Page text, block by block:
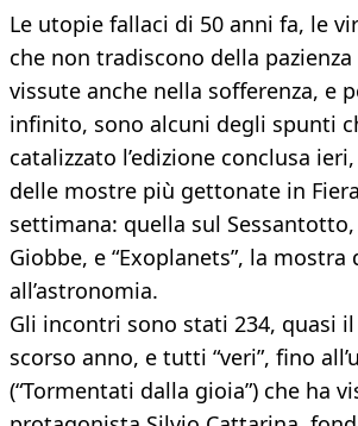
Le utopie fallaci di 50 anni fa, le
che non tradiscono della
vissute anche nella sofferenza, e
infinito, sono alcuni degli spunti
catalizzato l’edizione conclusa
delle mostre più gettonate in
settimana: quella sul
Giobbe, e “Exoplanets”, la mostra
all’astronomia.
Gli incontri sono stati 234, quasi
scorso anno, e tutti “veri”, fino
(“Tormentati dalla gioia”) che ha